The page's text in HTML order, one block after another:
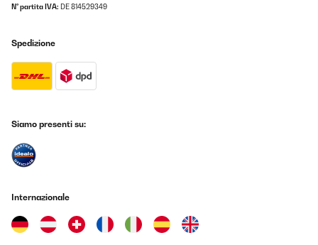
N° partita IVA: DE 814529349
Spedizione
Siamo presenti su:
Internazionale